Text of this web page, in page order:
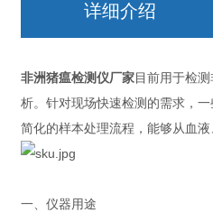
详细介绍
非洲猪瘟检测仪厂家目前用于检
析。针对现场快速检测的需求，
简化的样本处理流程，能够从血
一、仪器用途